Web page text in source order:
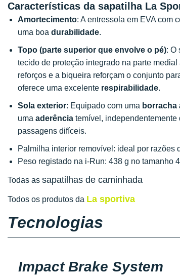
Características da sapatilha La
Amortecimento: A entressola em EVA com
uma boa durabilidade.
Topo (parte superior que envolve o pé): O
tecido de proteção integrado na parte
reforços e a biqueira reforçam o conjunto
oferece uma excelente respirabilidade.
Sola exterior: Equipado com uma borracha
uma aderência temível, independentemente
passagens difíceis.
Palmilha interior removível: ideal por razões
Peso registado na i-Run: 438 g no tamanho
Todas as sapatilhas de caminhada
Todos os produtos da La sportiva
Tecnologias
Impact Brake System